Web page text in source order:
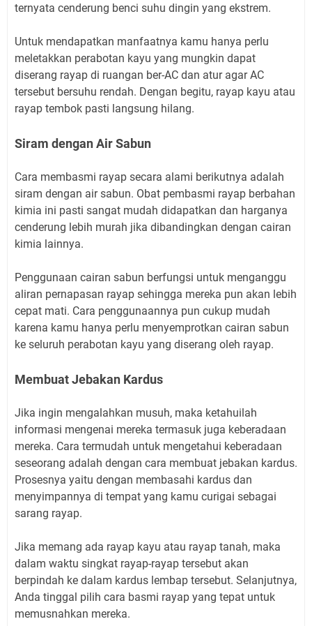
ternyata cenderung benci suhu dingin yang ekstrem.
Untuk mendapatkan manfaatnya kamu hanya perlu
meletakkan perabotan kayu yang mungkin dapat
diserang rayap di ruangan ber-AC dan atur agar AC
tersebut bersuhu rendah. Dengan begitu, rayap kayu atau
rayap tembok pasti langsung hilang.
Siram dengan Air Sabun
Cara membasmi rayap secara alami berikutnya adalah
siram dengan air sabun. Obat pembasmi rayap berbahan
kimia ini pasti sangat mudah didapatkan dan harganya
cenderung lebih murah jika dibandingkan dengan cairan
kimia lainnya.
Penggunaan cairan sabun berfungsi untuk menganggu
aliran pernapasan rayap sehingga mereka pun akan lebih
cepat mati. Cara penggunaannya pun cukup mudah
karena kamu hanya perlu menyemprotkan cairan sabun
ke seluruh perabotan kayu yang diserang oleh rayap.
Membuat Jebakan Kardus
Jika ingin mengalahkan musuh, maka ketahuilah
informasi mengenai mereka termasuk juga keberadaan
mereka. Cara termudah untuk mengetahui keberadaan
seseorang adalah dengan cara membuat jebakan kardus.
Prosesnya yaitu dengan membasahi kardus dan
menyimpannya di tempat yang kamu curigai sebagai
sarang rayap.
Jika memang ada rayap kayu atau rayap tanah, maka
dalam waktu singkat rayap-rayap tersebut akan
berpindah ke dalam kardus lembap tersebut. Selanjutnya,
Anda tinggal pilih cara basmi rayap yang tepat untuk
memusnahkan mereka.